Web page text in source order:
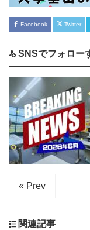
Facebook Twitter
SNSでフォロー
« Prev
関連記事